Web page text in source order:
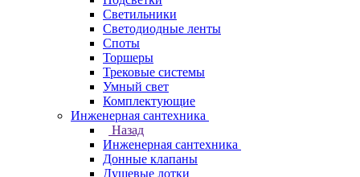
Светильники
Светодиодные ленты
Споты
Торшеры
Трековые системы
Умный свет
Комплектующие
Инженерная сантехника
Назад
Инженерная сантехника
Донные клапаны
Душевые лотки